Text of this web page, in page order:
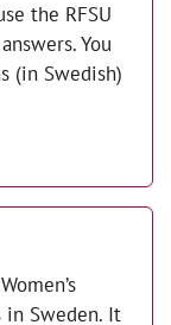
the RFSU
You
(in Swedish)
in Sweden. It